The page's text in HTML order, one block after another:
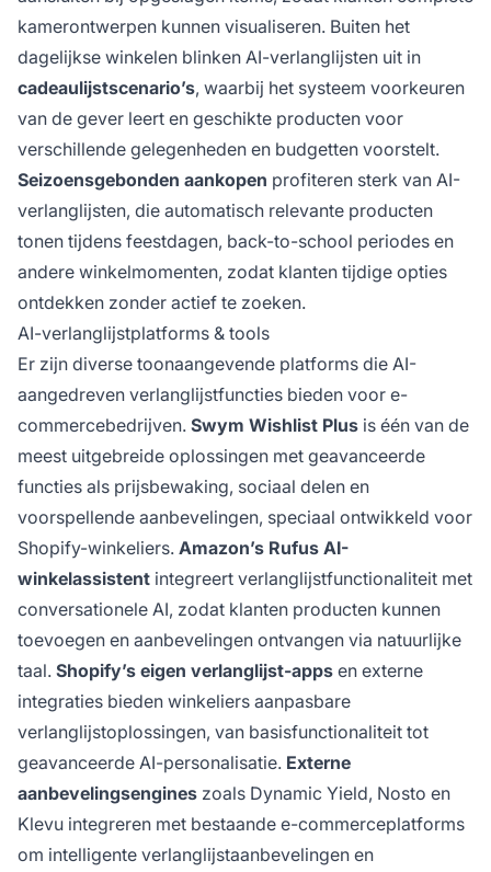
kamerontwerpen kunnen visualiseren. Buiten het
dagelijkse winkelen blinken AI-verlanglijsten uit in
cadeaulijstscenario’s, waarbij het systeem voorkeuren
van de gever leert en geschikte producten voor
verschillende gelegenheden en budgetten voorstelt.
Seizoensgebonden aankopen profiteren sterk van AI-
verlanglijsten, die automatisch relevante producten
tonen tijdens feestdagen, back-to-school periodes en
andere winkelmomenten, zodat klanten tijdige opties
ontdekken zonder actief te zoeken.
AI-verlanglijstplatforms & tools
Er zijn diverse toonaangevende platforms die AI-
aangedreven verlanglijstfuncties bieden voor e-
commercebedrijven. Swym Wishlist Plus is één van de
meest uitgebreide oplossingen met geavanceerde
functies als prijsbewaking, sociaal delen en
voorspellende aanbevelingen, speciaal ontwikkeld voor
Shopify-winkeliers. Amazon’s Rufus AI-
winkelassistent integreert verlanglijstfunctionaliteit met
conversationele AI, zodat klanten producten kunnen
toevoegen en aanbevelingen ontvangen via natuurlijke
taal. Shopify’s eigen verlanglijst-apps en externe
integraties bieden winkeliers aanpasbare
verlanglijstoplossingen, van basisfunctionaliteit tot
geavanceerde AI-personalisatie. Externe
aanbevelingsengines zoals Dynamic Yield, Nosto en
Klevu integreren met bestaande e-commerceplatforms
om intelligente verlanglijstaanbevelingen en